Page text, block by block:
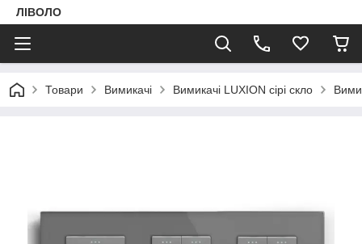
ЛІВОЛО
Товари Вимикачі Вимикачі LUXION сірі скло